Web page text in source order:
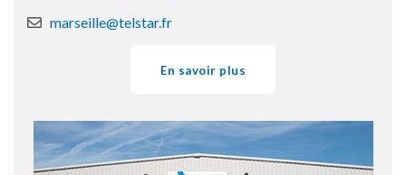
marseille@telstar.fr
En savoir plus